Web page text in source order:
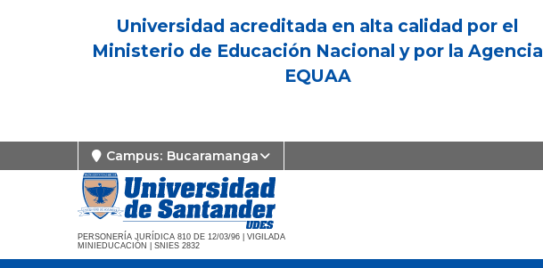
Universidad acreditada en alta calidad por el
Ministerio de Educación Nacional y por la Agencia
EQUAA
Campus: Bucaramanga
PERSONERÍA JURÍDICA 810 DE 12/03/96 | VIGILADA
MINIEDUCACIÓN | SNIES 2832